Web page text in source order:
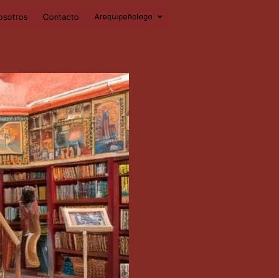
Contacto Arequipeñologo